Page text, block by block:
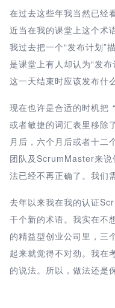
在过去这些年我当然已经
近当在我的课堂上这个术
我过去把一个“发布计划”
是课堂上有人却认为“发
这一天结束时应该发布什
现在也许是合适的时机把
或者敏捷的词汇表里移除
月后，六个月后或者十二
团队及ScrumMaster来说
法已经不再正确了。我们
去年以来我在我的认证
干个新的术语。我实在不
的精益型创业公司里，三
起来就觉得不对劲。我在
的说法。所以，做法还是